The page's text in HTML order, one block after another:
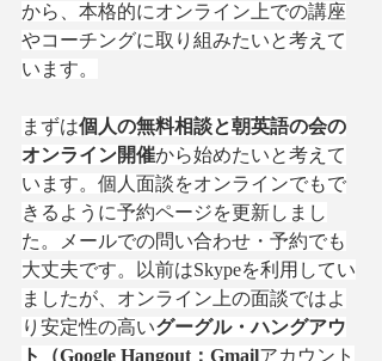
から、本格的にオンライン上での講座
やコーチングに取り組みたいと考えて
います。
まずは個人の無料相談と朝英語の会の
オンライン開催から始めたいと考えて
います。個人面談をオンラインでもで
きるように予約ページを更新しまし
た。メールでの問い合わせ・予約でも
大丈夫です。以前はSkypeを利用してい
ましたが、オンライン上の面談ではよ
り安定性の高いグーグル・ハングアウ
ト（Google Hangout：Gmailアカウント